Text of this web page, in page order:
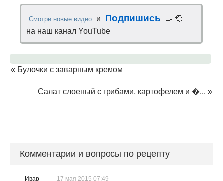
Смотри новые видео и Подпишись
🍳 💞
на наш канал YouTube
« Булочки с заварным кремом
Салат слоеный с грибами, картофелем и �... »
Комментарии и вопросы по рецепту
Ивар 17 мая 2015 07:49